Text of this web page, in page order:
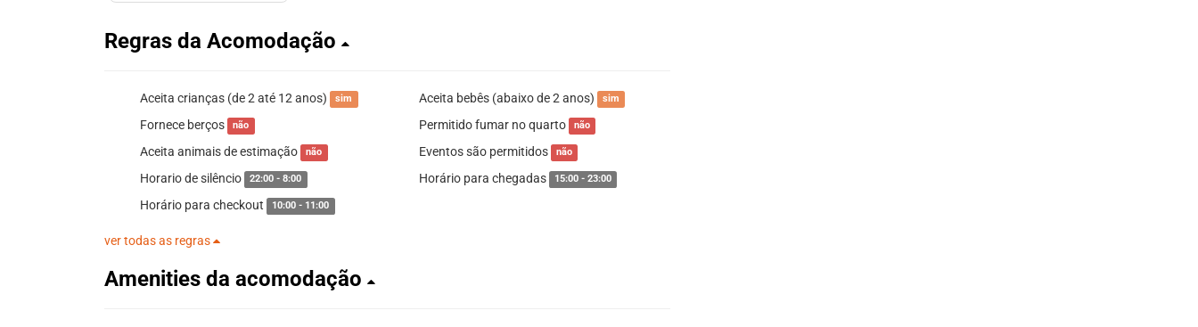
Regras da Acomodação
Aceita crianças (de 2 até 12 anos) sim Aceita bebês (abaixo de 2 anos) sim
Fornece berços não Permitido fumar no quarto não
Aceita animais de estimação não Eventos são permitidos não
Horario de silêncio 22:00 - 8:00 Horário para chegadas 15:00 - 23:00
Horário para checkout 10:00 - 11:00
ver todas as regras
Amenities da acomodação